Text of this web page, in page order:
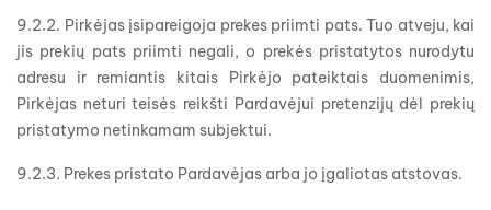
9.2.2. Pirkėjas įsipareigoja prekes priimti pats. Tuo atveju, kai
jis prekių pats priimti negali, o prekės pristatytos nurodytu
adresu ir remiantis kitais Pirkėjo pateiktais duomenimis,
Pirkėjas neturi teisės reikšti Pardavėjui pretenzijų dėl prekių
pristatymo netinkamam subjektui.
9.2.3. Prekes pristato Pardavėjas arba jo įgaliotas atstovas.